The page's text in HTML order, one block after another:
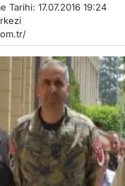
Tarihi: 17.07.2016 19:24